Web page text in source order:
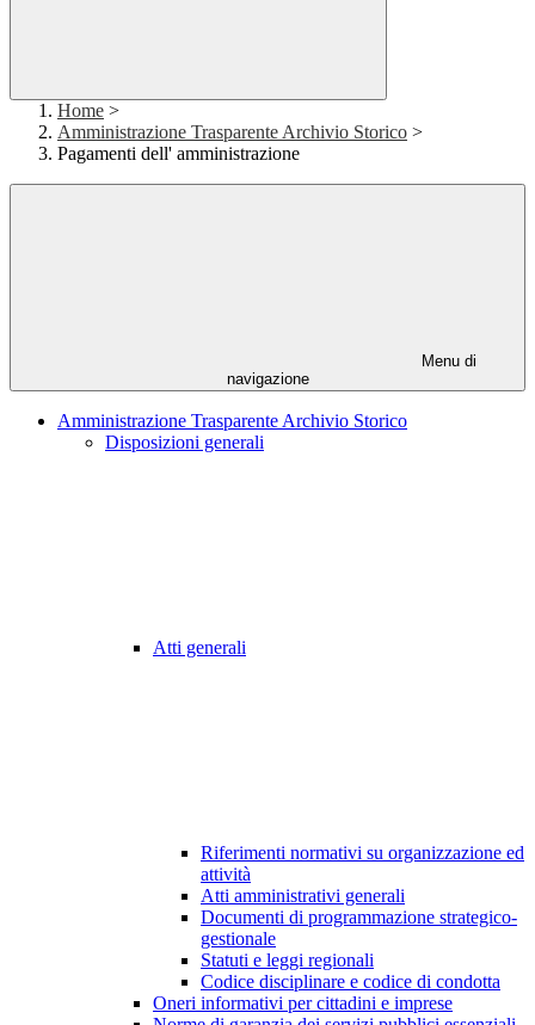
Home >
Amministrazione Trasparente Archivio Storico >
Pagamenti dell' amministrazione
Menu di
navigazione
Amministrazione Trasparente Archivio Storico
Disposizioni generali
Atti generali
Riferimenti normativi su organizzazione ed
attività
Atti amministrativi generali
Documenti di programmazione strategico-
gestionale
Statuti e leggi regionali
Codice disciplinare e codice di condotta
Oneri informativi per cittadini e imprese